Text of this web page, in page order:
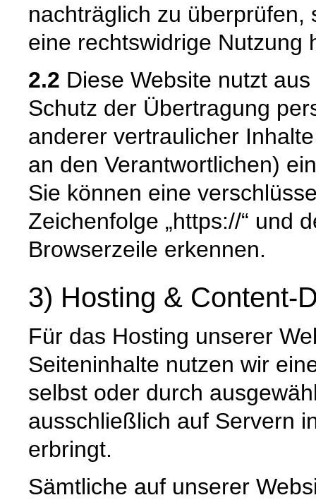
nachträglich zu überprüfen,
eine rechtswidrige Nutzung
2.2 Diese Website nutzt
Schutz der Übertragung
anderer vertraulicher
an den Verantwortlichen)
Sie können eine
Zeichenfolge „https://“ und
Browserzeile erkennen.
3) Hosting & Content-
Für das Hosting unserer
Seiteninhalte nutzen wir
selbst oder durch
ausschließlich auf Servern
erbringt.
Sämtliche auf unserer